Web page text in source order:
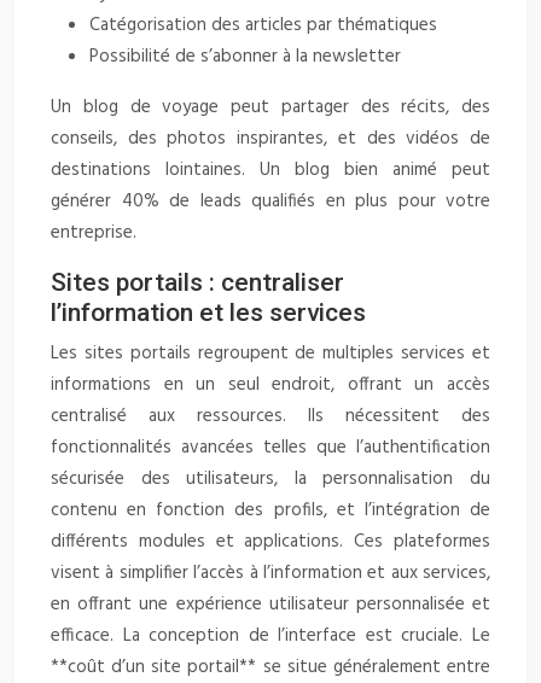
Catégorisation des articles par thématiques
Possibilité de s’abonner à la newsletter
Un blog de voyage peut partager des récits, des
conseils, des photos inspirantes, et des vidéos de
destinations lointaines. Un blog bien animé peut
générer 40% de leads qualifiés en plus pour votre
entreprise.
Sites portails : centraliser
l’information et les services
Les sites portails regroupent de multiples services et
informations en un seul endroit, offrant un accès
centralisé aux ressources. Ils nécessitent des
fonctionnalités avancées telles que l’authentification
sécurisée des utilisateurs, la personnalisation du
contenu en fonction des profils, et l’intégration de
différents modules et applications. Ces plateformes
visent à simplifier l’accès à l’information et aux services,
en offrant une expérience utilisateur personnalisée et
efficace. La conception de l’interface est cruciale. Le
**coût d’un site portail** se situe généralement entre